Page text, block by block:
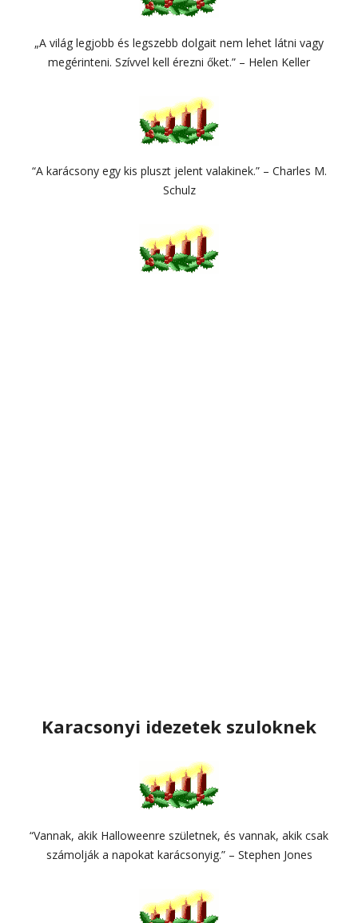
„A világ legjobb és legszebb dolgait nem lehet látni vagy
megérinteni. Szívvel kell érezni őket.” – Helen Keller
“A karácsony egy kis pluszt jelent valakinek.” – Charles M.
Schulz
Karacsonyi idezetek szuloknek
“Vannak, akik Halloweenre születnek, és vannak, akik csak
számolják a napokat karácsonyig.” – Stephen Jones